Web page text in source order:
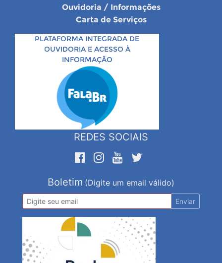
Ouvidoria / Informações
Carta de Serviços
PLATAFORMA INTEGRADA DE
OUVIDORIA E ACESSO À
INFORMAÇÃO
REDES SOCIAIS
Boletim (Digite um email válido)
Enviar